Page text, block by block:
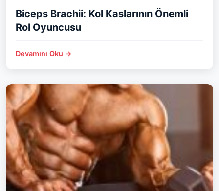
Biceps Brachii: Kol Kaslarının Önemli
Rol Oyuncusu
Devamını Oku →